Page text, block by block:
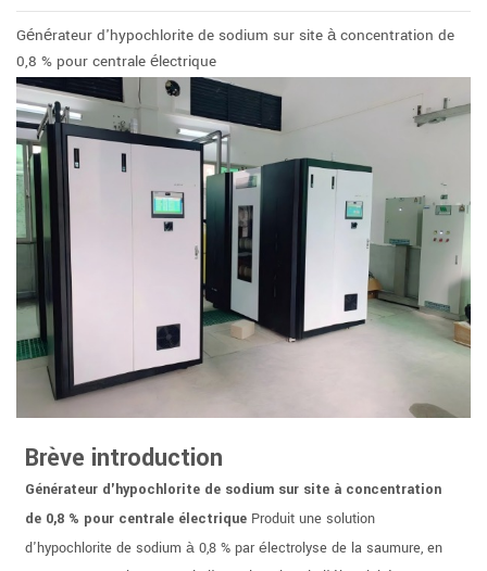
Générateur d'hypochlorite de sodium sur site à concentration de
0,8 % pour centrale électrique
Brève introduction
Générateur d'hypochlorite de sodium sur site à concentration
de 0,8 % pour centrale électrique Produit une solution
d'hypochlorite de sodium à 0,8 % par électrolyse de la saumure, en